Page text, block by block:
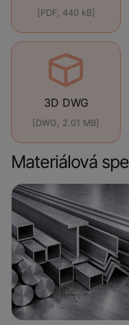
[PDF, 440 kB]
3D DWG
[DWG, 2.01 MB]
Materiálová